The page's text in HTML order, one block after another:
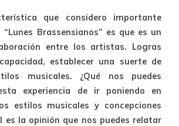
que considero importante
Brassensianos” es que es un
entre los artistas. Logras
establecer una suerte de
musicales. ¿Qué nos puedes
experiencia de ir poniendo en
estilos musicales y concepciones
es la opinión que nos puedes relatar